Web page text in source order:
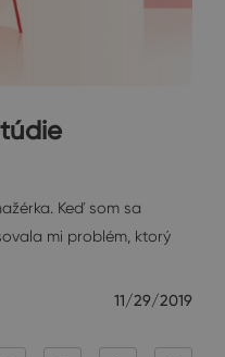
Keď som sa
mi problém, ktorý
11/29/2019